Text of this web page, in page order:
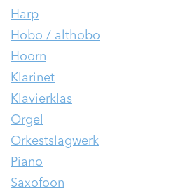
Harp
Hobo / althobo
Hoorn
Klarinet
Klavierklas
Orgel
Orkestslagwerk
Piano
Saxofoon